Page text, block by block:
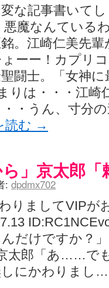
な記事書いて
魔なんている
。江崎仁美先
ーー！カプリ
闘士。「女神
りは・・・江
・うん、寸分
読む →
」京太郎「
: dpdmx702
りましてVIPが
だけですか？
太郎「あ……で
しにかわりまし